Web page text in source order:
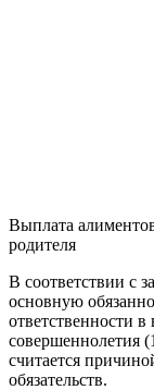
Выплата
родителя
В соответствии с
основную
ответственности
совершеннолетия
считается
обязательств.